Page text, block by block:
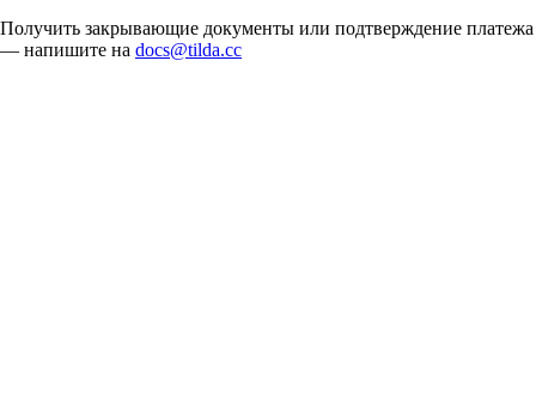
Получить закрывающие документы или подтверждение платежа
— напишите на docs@tilda.cc